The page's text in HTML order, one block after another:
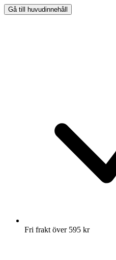
Gå till huvudinnehåll
Fri frakt över 595 kr